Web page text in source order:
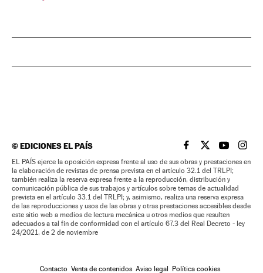
©EDICIONES EL PAÍS EL PAÍS BRASIL EN
EL PAÍSEL PAÍS
EL
EL PAÍS ejerce la oposición expresa frente al uso de sus obras y prestaciones en
la elaboración de revistas de prensa prevista en el artículo 32.1 del TRLPI;
también realiza la reserva expresa frente a la reproducción, distribución y
comunicación pública de sus trabajos y artículos sobre temas de actualidad
prevista en el artículo 33.1 del TRLPI; y, asimismo, realiza una reserva expresa
de las reproducciones y usos de las obras y otras prestaciones accesibles desde
este sitio web a medios de lectura mecánica u otros medios que resulten
adecuados a tal fin de conformidad con el artículo 67.3 del Real Decreto - ley
24/2021, de 2 de noviembre
Contacto Venta de contenidos Aviso legal Política cookies